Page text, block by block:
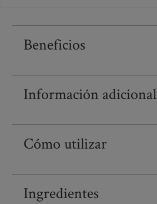
Beneficios
Información adicional
Cómo utilizar
Ingredientes